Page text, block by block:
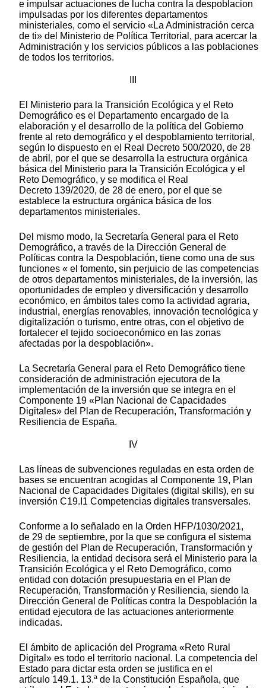
e impulsar actuaciones de lucha contra la despoblacion
impulsadas por los diferentes departamentos
ministeriales, como el servicio «La Administración cerca
de ti» del Ministerio de Política Territorial, para acercar la
Administración y los servicios públicos a las poblaciones
de todos los territorios.
El Ministerio para la Transición Ecológica y el Reto
Demográfico es el Departamento encargado de la
elaboración y el desarrollo de la política del Gobierno
frente al reto demográfico y el despoblamiento territorial,
según lo dispuesto en el Real Decreto 500/2020, de 28
de abril, por el que se desarrolla la estructura orgánica
básica del Ministerio para la Transición Ecológica y el
Reto Demográfico, y se modifica el Real
Decreto 139/2020, de 28 de enero, por el que se
establece la estructura orgánica básica de los
departamentos ministeriales.
Del mismo modo, la Secretaría General para el Reto
Demográfico, a través de la Dirección General de
Políticas contra la Despoblación, tiene como una de sus
funciones « el fomento, sin perjuicio de las competencias
de otros departamentos ministeriales, de la inversión, las
oportunidades de empleo y diversificación y desarrollo
económico, en ámbitos tales como la actividad agraria,
industrial, energías renovables, innovación tecnológica y
digitalización o turismo, entre otras, con el objetivo de
fortalecer el tejido socioeconómico en las zonas
afectadas por la despoblación».
La Secretaría General para el Reto Demográfico tiene
consideración de administración ejecutora de la
implementación de la inversión que se integra en el
Componente 19 «Plan Nacional de Capacidades
Digitales» del Plan de Recuperación, Transformación y
Resiliencia de España.
IV
Las líneas de subvenciones reguladas en esta orden de
bases se encuentran acogidas al Componente 19, Plan
Nacional de Capacidades Digitales (digital skills), en su
inversión C19.I1 Competencias digitales transversales.
Conforme a lo señalado en la Orden HFP/1030/2021,
de 29 de septiembre, por la que se configura el sistema
de gestión del Plan de Recuperación, Transformación y
Resiliencia, la entidad decisora será el Ministerio para la
Transición Ecológica y el Reto Demográfico, como
entidad con dotación presupuestaria en el Plan de
Recuperación, Transformación y Resiliencia, siendo la
Dirección General de Políticas contra la Despoblación la
entidad ejecutora de las actuaciones anteriormente
indicadas.
El ámbito de aplicación del Programa «Reto Rural
Digital» es todo el territorio nacional. La competencia del
Estado para dictar esta orden se justifica en el
artículo 149.1. 13.ª de la Constitución Española, que